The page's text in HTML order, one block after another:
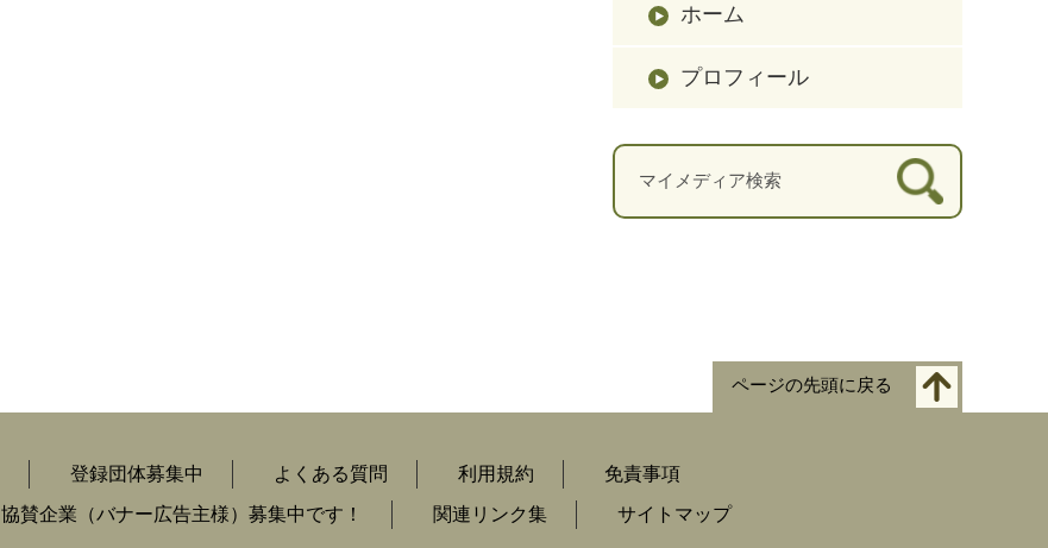
ホーム
プロフィール
ページの先頭に戻る
登録団体募集中 よくある質問 利用規約
免責事項
協賛企業（バナー広告主様）募集中です！ 関連リンク集 サイトマップ